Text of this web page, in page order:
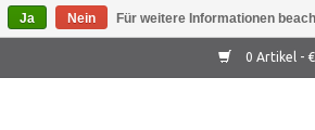
0 Artikel -
Ja Nein Für weitere Informationen